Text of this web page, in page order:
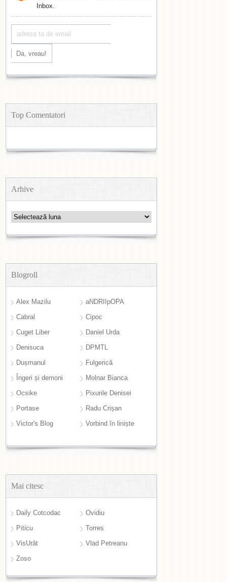
Inbox.
Top Comentatori
Arhive
Arhive
Blogroll
Alex Mazilu
aNDRIIpOPA
Cabral
Cipoc
Cuget Liber
Daniel Urda
Denisuca
DPMTL
Dușmanul
Fulgerică
Îngeri și demoni
Molnar Bianca
Ocsike
Pixurile Denisei
Portase
Radu Crișan
Victor's Blog
Vorbind în liniște
Mai citesc
Daily Cotcodac
Ovidiu
Piticu
Torres
VisUrât
Vlad Petreanu
Zoso